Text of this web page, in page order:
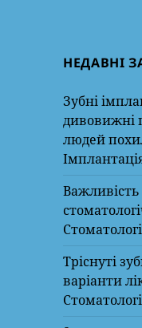
НЕДАВНІ
Зубні
дивовижні
людей
Тріснуті
варіанти